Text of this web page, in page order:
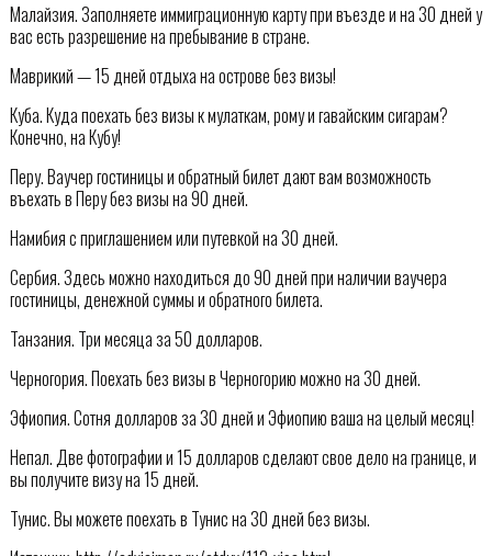
Малайзия. Заполняете иммиграционную карту при въезде и на 30 дней у
вас есть разрешение на пребывание в стране.
Маврикий — 15 дней отдыха на острове без визы!
Куба. Куда поехать без визы к мулаткам, рому и гавайским сигарам?
Конечно, на Кубу!
Перу. Ваучер гостиницы и обратный билет дают вам возможность
въехать в Перу без визы на 90 дней.
Намибия с приглашением или путевкой на 30 дней.
Сербия. Здесь можно находиться до 90 дней при наличии ваучера
гостиницы, денежной суммы и обратного билета.
Танзания. Три месяца за 50 долларов.
Черногория. Поехать без визы в Черногорию можно на 30 дней.
Эфиопия. Сотня долларов за 30 дней и Эфиопию ваша на целый месяц!
Непал. Две фотографии и 15 долларов сделают свое дело на границе, и
вы получите визу на 15 дней.
Тунис. Вы можете поехать в Тунис на 30 дней без визы.